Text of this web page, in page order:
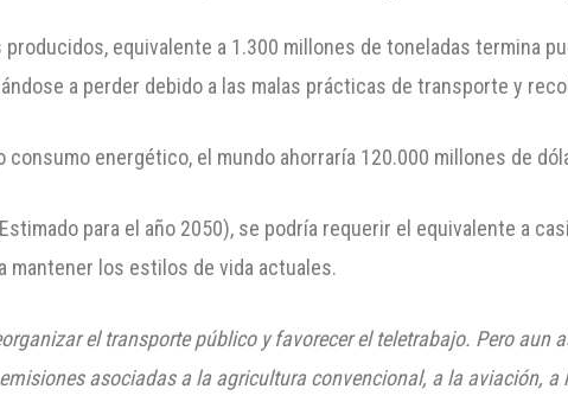
equivalente a 1.300 millones de toneladas termina
a perder debido a las malas prácticas de transporte y
energético, el mundo ahorraría 120.000 millones de
para el año 2050), se podría requerir el equivalente a
mantener los estilos de vida actuales.
el transporte público y favorecer el teletrabajo. Pero aun
asociadas a la agricultura convencional, a la aviación, a